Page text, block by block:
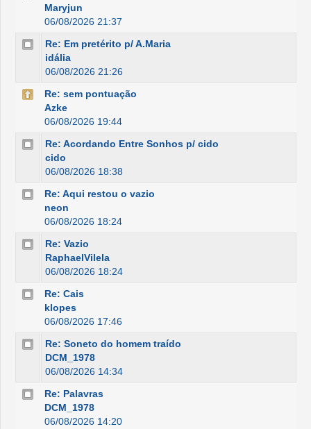
Maryjun
06/08/2026 21:37
Re: Em pretérito p/ A.Maria
idália
06/08/2026 21:26
Re: sem pontuação
Azke
06/08/2026 19:44
Re: Acordando Entre Sonhos p/ cido
cido
06/08/2026 18:38
Re: Aqui restou o vazio
neon
06/08/2026 18:24
Re: Vazio
RaphaelVilela
06/08/2026 18:24
Re: Cais
klopes
06/08/2026 17:46
Re: Soneto do homem traído
DCM_1978
06/08/2026 14:34
Re: Palavras
DCM_1978
06/08/2026 14:20